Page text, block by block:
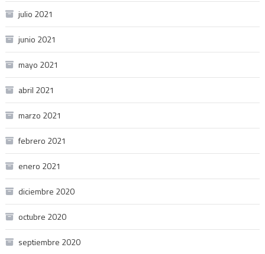
julio 2021
junio 2021
mayo 2021
abril 2021
marzo 2021
febrero 2021
enero 2021
diciembre 2020
octubre 2020
septiembre 2020